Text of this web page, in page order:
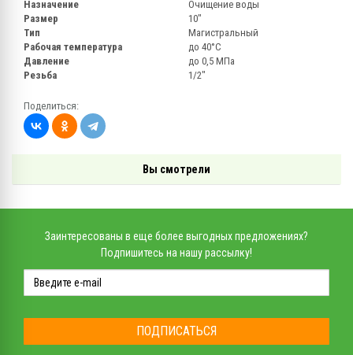
Назначение
Очищение воды
Размер
10"
Тип
Магистральный
Рабочая температура
до 40°С
Давление
до 0,5 МПа
Резьба
1/2"
Поделиться:
Вы смотрели
Заинтересованы в еще более выгодных предложениях?
Подпишитесь на нашу рассылку!
ПОДПИСАТЬСЯ